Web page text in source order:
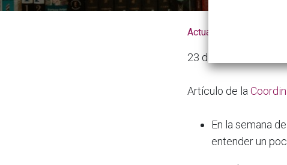
Actualidad de la
23 de abril de 2025
Artículo de la
En la semana
entender un